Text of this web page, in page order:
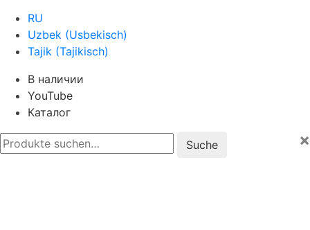
RU
Uzbek (Usbekisch)
Tajik (Tajikisch)
В наличии
YouTube
Каталог
Suche
nach:
×